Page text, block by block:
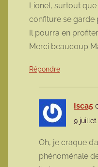
Lionel, surtout
confiture se garde
Il pourra en
Merci beaucoup
Répondre
Isca5
9 juillet
Oh, je craque
phénoménale